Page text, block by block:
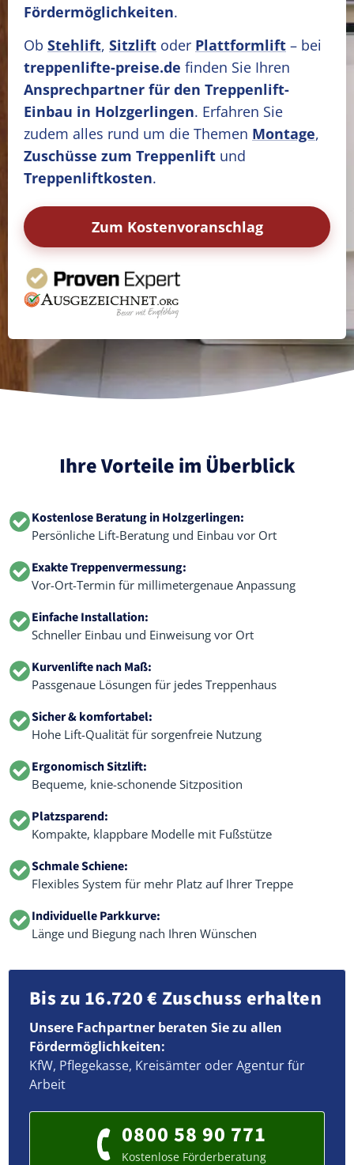
Fördermöglichkeiten.
Ob Stehlift, Sitzlift oder Plattformlift – bei
treppenlifte-preise.de finden Sie Ihren
Ansprechpartner für den Treppenlift-
Einbau in Holzgerlingen. Erfahren Sie
zudem alles rund um die Themen Montage,
Zuschüsse zum Treppenlift und
Treppenliftkosten.
Zum Kostenvoranschlag
Ihre Vorteile im Überblick
Kostenlose Beratung in Holzgerlingen:
Persönliche Lift-Beratung und Einbau vor Ort
Exakte Treppenvermessung:
Vor-Ort-Termin für millimetergenaue Anpassung
Einfache Installation:
Schneller Einbau und Einweisung vor Ort
Kurvenlifte nach Maß:
Passgenaue Lösungen für jedes Treppenhaus
Sicher & komfortabel:
Hohe Lift-Qualität für sorgenfreie Nutzung
Ergonomisch Sitzlift:
Bequeme, knie-schonende Sitzposition
Platzsparend:
Kompakte, klappbare Modelle mit Fußstütze
Schmale Schiene:
Flexibles System für mehr Platz auf Ihrer Treppe
Individuelle Parkkurve:
Länge und Biegung nach Ihren Wünschen
Bis zu 16.720 € Zuschuss erhalten
Unsere Fachpartner beraten Sie zu allen
Fördermöglichkeiten:
KfW, Pflegekasse, Kreisämter oder Agentur für
Arbeit
0800 58 90 771
Kostenlose Förderberatung